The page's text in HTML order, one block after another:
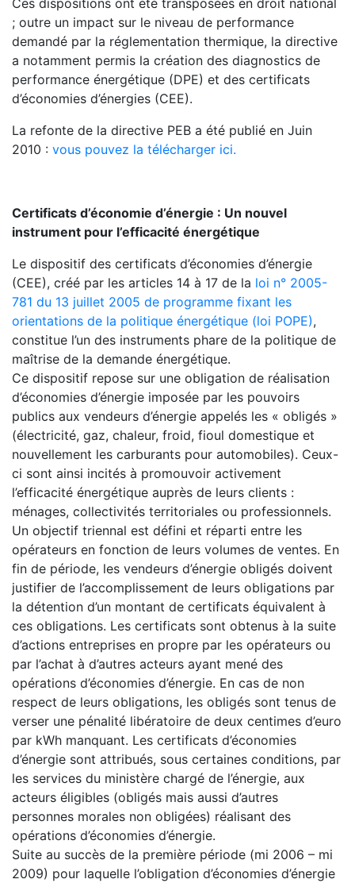
; outre un impact sur le niveau de performance
demandé par la réglementation thermique, la directive
a notamment permis la création des diagnostics de
performance énergétique (DPE) et des certificats
d’économies d’énergies (CEE).
La refonte de la directive PEB a été publié en Juin
2010 : vous pouvez la télécharger ici.
Certificats d’économie d’énergie : Un nouvel
instrument pour l’efficacité énergétique
Le dispositif des certificats d’économies d’énergie
(CEE), créé par les articles 14 à 17 de la loi n° 2005-
781 du 13 juillet 2005 de programme fixant les
orientations de la politique énergétique (loi POPE),
constitue l’un des instruments phare de la politique de
maîtrise de la demande énergétique.
Ce dispositif repose sur une obligation de réalisation
d’économies d’énergie imposée par les pouvoirs
publics aux vendeurs d’énergie appelés les « obligés »
(électricité, gaz, chaleur, froid, fioul domestique et
nouvellement les carburants pour automobiles). Ceux-
ci sont ainsi incités à promouvoir activement
l’efficacité énergétique auprès de leurs clients :
ménages, collectivités territoriales ou professionnels.
Un objectif triennal est défini et réparti entre les
opérateurs en fonction de leurs volumes de ventes. En
fin de période, les vendeurs d’énergie obligés doivent
justifier de l’accomplissement de leurs obligations par
la détention d’un montant de certificats équivalent à
ces obligations. Les certificats sont obtenus à la suite
d’actions entreprises en propre par les opérateurs ou
par l’achat à d’autres acteurs ayant mené des
opérations d’économies d’énergie. En cas de non
respect de leurs obligations, les obligés sont tenus de
verser une pénalité libératoire de deux centimes d’euro
par kWh manquant. Les certificats d’économies
d’énergie sont attribués, sous certaines conditions, par
les services du ministère chargé de l’énergie, aux
acteurs éligibles (obligés mais aussi d’autres
personnes morales non obligées) réalisant des
opérations d’économies d’énergie.
Suite au succès de la première période (mi 2006 – mi
2009) pour laquelle l’obligation d’économies d’énergie